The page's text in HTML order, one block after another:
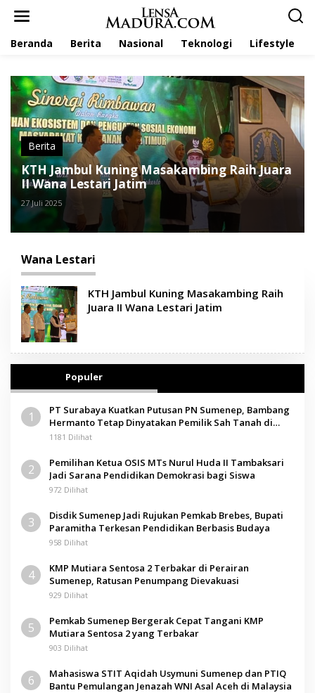
Beranda Berita Nasional Teknologi Lifestyle
Berita
KTH Jambul Kuning Masakambing Raih Juara
II Wana Lestari Jatim
27 Juli 2025
Wana Lestari
KTH Jambul Kuning Masakambing Raih
Juara II Wana Lestari Jatim
Populer
1
PT Surabaya Kuatkan Putusan PN Sumenep, Bambang
Hermanto Tetap Dinyatakan Pemilik Sah Tanah di
Pamolokan
1181 Dilihat
2
Pemilihan Ketua OSIS MTs Nurul Huda II Tambaksari
Jadi Sarana Pendidikan Demokrasi bagi Siswa
972 Dilihat
3
Disdik Sumenep Jadi Rujukan Pemkab Brebes, Bupati
Paramitha Terkesan Pendidikan Berbasis Budaya
958 Dilihat
4
KMP Mutiara Sentosa 2 Terbakar di Perairan
Sumenep, Ratusan Penumpang Dievakuasi
929 Dilihat
5
Pemkab Sumenep Bergerak Cepat Tangani KMP
Mutiara Sentosa 2 yang Terbakar
903 Dilihat
6
Mahasiswa STIT Aqidah Usymuni Sumenep dan PTIQ
Bantu Pemulangan Jenazah WNI Asal Aceh di Malaysia